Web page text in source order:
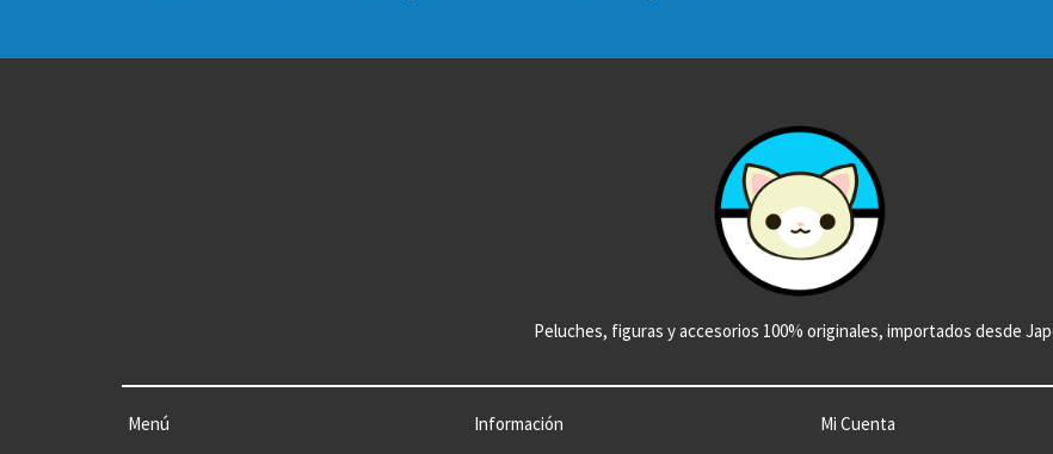
Peluches, figuras y accesorios 100% originales, importados desde
Menú Información Mi Cuenta